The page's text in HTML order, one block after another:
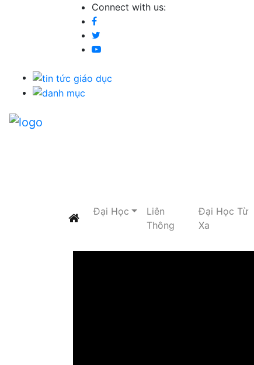
Connect with us:
Đại Học
Liên
Thông
Đại Học Từ
Xa